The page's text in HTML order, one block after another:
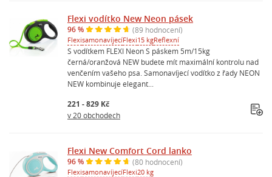
Flexi vodítko New Neon pásek
96 % (89 hodnocení)
FlexisamonavíjecíFlexi15 kgReflexní
S vodítkem FLEXI Neon S páskem 5m/15kg
černá/oranžová NEW budete mít maximální kontrolu nad
venčením vašeho psa. Samonavíjecí vodítko z řady NEON
NEW kombinuje elegant...
221 - 829 Kč
v 20 obchodech
Flexi New Comfort Cord lanko
96 % (80 hodnocení)
FlexisamonavíjecíFlexi20 kg